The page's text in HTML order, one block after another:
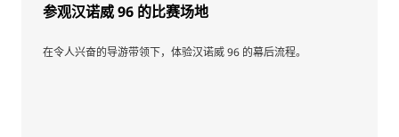
参观汉诺威 96 的比赛场地
在令人兴奋的导游带领下，体验汉诺威 96 的幕后流程。